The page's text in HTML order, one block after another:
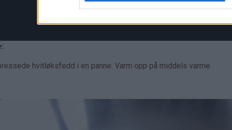
hvitløksfedd i en panne. Varm opp på middels varme.